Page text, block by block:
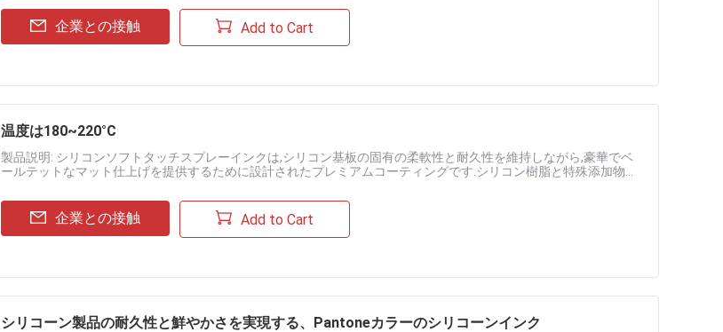
企業との接触 Add to Cart
温度は180~220°C
製品説明: シリコンソフトタッチスプレーインクは,シリコン基板の固有の柔軟性と耐久性を維持しながら,豪華でベ
ールテットなマット仕上げを提供するために設計されたプレミアムコーティングです.シリコン樹脂と特殊添加物を
企業との接触 Add to Cart
シリコーン製品の耐久性と鮮やかさを実現する、Pantoneカラーのシリコーンインク